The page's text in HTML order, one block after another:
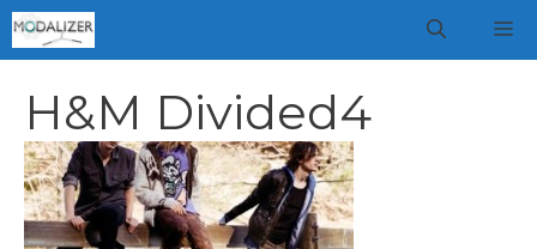
Vai
al
H&M Divided4